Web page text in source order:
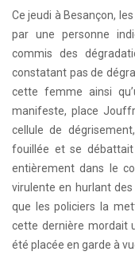
Ce jeudi à Besançon,
par une personne
commis des
constatant pas de
cette femme ainsi
manifeste, place
cellule de
fouillée et se débattait
entièrement dans le
virulente en hurlant
que les policiers la
cette dernière mordait
été placée en garde à